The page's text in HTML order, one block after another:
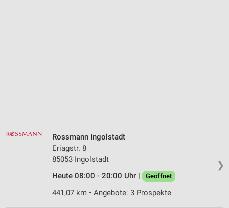
❯
Rossmann Ingolstadt
Eriagstr. 8
85053 Ingolstadt
Heute 08:00 - 20:00 Uhr |
Geöffnet
441,07 km • Angebote: 3 Prospekte